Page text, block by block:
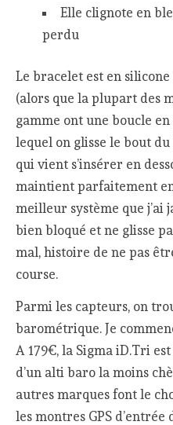
Elle clignote en
perdu
Le bracelet est en
(alors que la plupart des
gamme ont une boucle
lequel on glisse le bout
qui vient s’insérer en
maintient parfaitement en
meilleur système que j’ai
bien bloqué et ne glisse
mal, histoire de ne pas
course.
Parmi les capteurs, on
barométrique. Je
A 179€, la Sigma iD.Tri
d’un alti baro la moins
autres marques font le
les montres GPS d’entrée